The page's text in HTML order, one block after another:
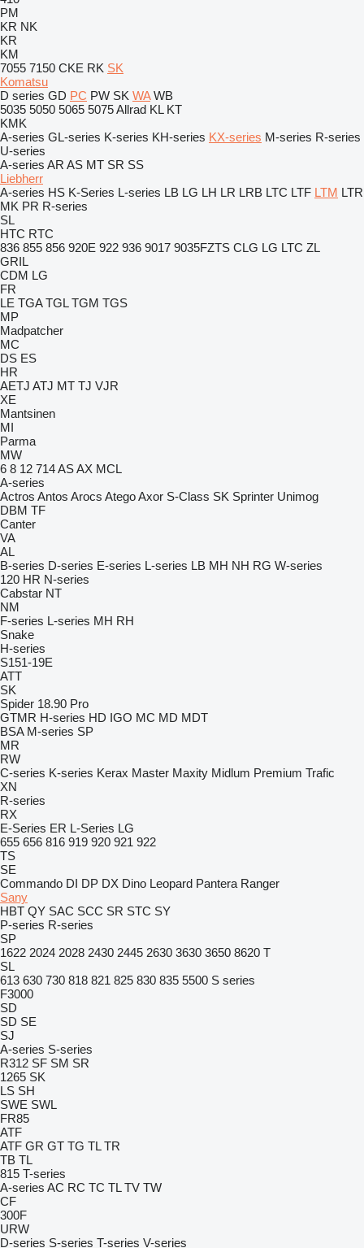
PM
KR NK
KR
KM
7055 7150 CKE RK SK
Komatsu
D series GD PC PW SK WA WB
5035 5050 5065 5075Allrad KL KT
KMK
A-series GL-series K-series KH-series KX-series M-series R-series
U-series
A-series AR AS MT SR SS
Liebherr
A-series HS K-Series L-series LB LG LH LR LRB LTC LTF LTM LTR
MK PR R-series
SL
HTC RTC
836 855 856 920E 922 936 9017 9035FZTS CLG LG LTC ZL
GRIL
CDM LG
FR
LE TGA TGL TGM TGS
MP
Madpatcher
MC
DS ES
HR
AETJ ATJ MT TJ VJR
XE
Mantsinen
MI
Parma
MW
6 8 12 714ASAX MCL
A-series
Actros Antos Arocs AtegoAxor S-Class SK Sprinter Unimog
DBM TF
Canter
VA
AL
B-series D-series E-series L-series LB MH NH RG W-series
120 HR N-series
Cabstar NT
NM
F-series L-series MH RH
Snake
H-series
S151-19E
ATT
SK
Spider 18.90 Pro
GTMR H-series HD IGO MC MD MDT
BSA M-series SP
MR
RW
C-series K-series Kerax Master Maxity Midlum Premium Trafic
XN
R-series
RX
E-Series ER L-Series LG
655 656 816 919 920 921 922
TS
SE
Commando DI DP DX Dino Leopard Pantera Ranger
Sany
HBT QY SAC SCC SR STC SY
P-series R-series
SP
1622 2024 2028 2430 2445 2630 3630 3650 8620 T
SL
613 630 730 818 821 825 830 835 5500 S series
F3000
SD
SD SE
SJ
A-series S-series
R312 SF SM SR
1265 SK
LS SH
SWE SWL
FR85
ATF
ATF GR GT TG TL TR
TB TL
815 T-series
A-series AC RC TC TL TV TW
CF
300F
URW
D-series S-series T-series V-series